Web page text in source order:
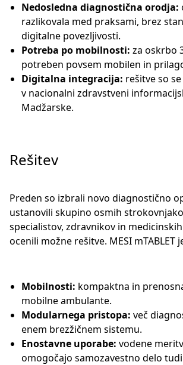
Nedosledna diagnostična orodja:
razlikovala med praksami, brez
digitalne povezljivosti.
Potreba po mobilnosti: za oskrbo
potreben povsem mobilen in
Digitalna integracija: rešitve so
v nacionalni zdravstveni
Madžarske.
Rešitev
Preden so izbrali novo diagnostično
ustanovili skupino osmih
specialistov, zdravnikov in
ocenili možne rešitve. MESI mTABLET
Mobilnosti: kompaktna in
mobilne ambulante.
Modularnega pristopa: več
enem brezžičnem sistemu.
Enostavne uporabe: vodene
omogočajo samozavestno delo